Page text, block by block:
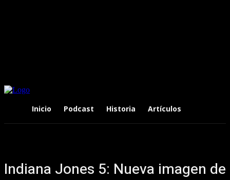
Inicio Podcast Historia Artículos
Indiana Jones 5: Nueva imagen de